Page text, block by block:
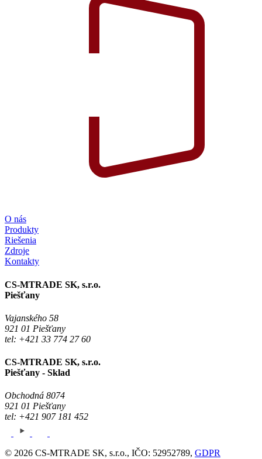
O nás
Produkty
Riešenia
Zdroje
Kontakty
CS-MTRADE SK, s.r.o.
Piešťany
Vajanského 58
921 01 Piešťany
tel: +421 33 774 27 60
CS-MTRADE SK, s.r.o.
Piešťany - Sklad
Obchodná 8074
921 01 Piešťany
tel: +421 907 181 452
© 2026 CS-MTRADE SK, s.r.o., IČO: 52952789, GDPR